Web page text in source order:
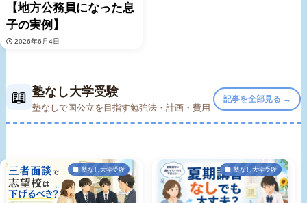
【地方公務員になった息
子の実例】
2026年6月4日
📖 塾なし大学受験
塾なしで国公立を目指す勉強法・計画・費用
記事を全部見る →
塾なし大学受験 塾なし大学受験